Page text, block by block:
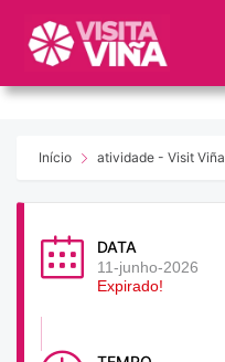
este
web
sistemaInício atividade - Visit Viña
DATA
11-junho-2026
Expirado!